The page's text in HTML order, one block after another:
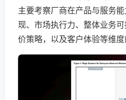
主要考察厂商在产品与服务
现、市场执行力、整体业务
价策略，以及客户体验等维度